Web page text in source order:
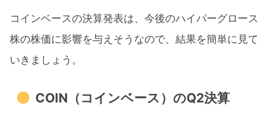
コインベースの決算発表は、今後のハイパーグロース
株の株価に影響を与えそうなので、結果を簡単に見て
いきましょう。
COIN（コインベース）のQ2決算